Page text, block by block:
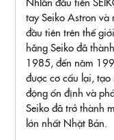
tay Seiko Astron
đầu tiên trên thế
hãng Seiko đã
1985, đến năm
được cơ cấu lại,
động ổn định và
Seiko đã trở thành
lớn nhất Nhật Bản.